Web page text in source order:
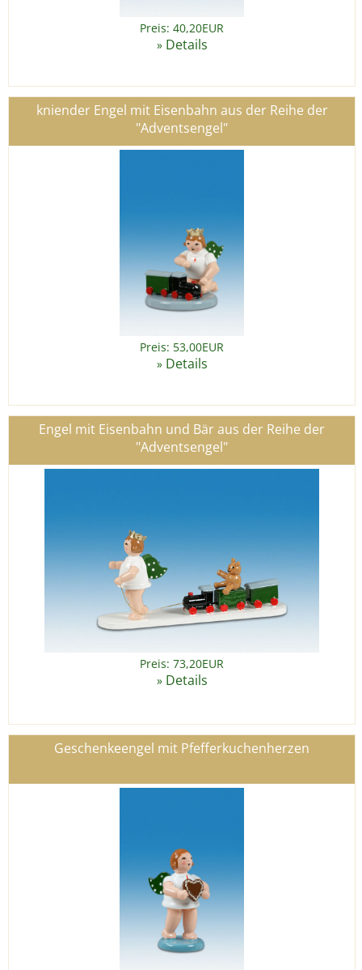
Preis: 40,20EUR
» Details
kniender Engel mit Eisenbahn aus der Reihe der
"Adventsengel"
Preis: 53,00EUR
» Details
Engel mit Eisenbahn und Bär aus der Reihe der
"Adventsengel"
Preis: 73,20EUR
» Details
Geschenkeengel mit Pfefferkuchenherzen